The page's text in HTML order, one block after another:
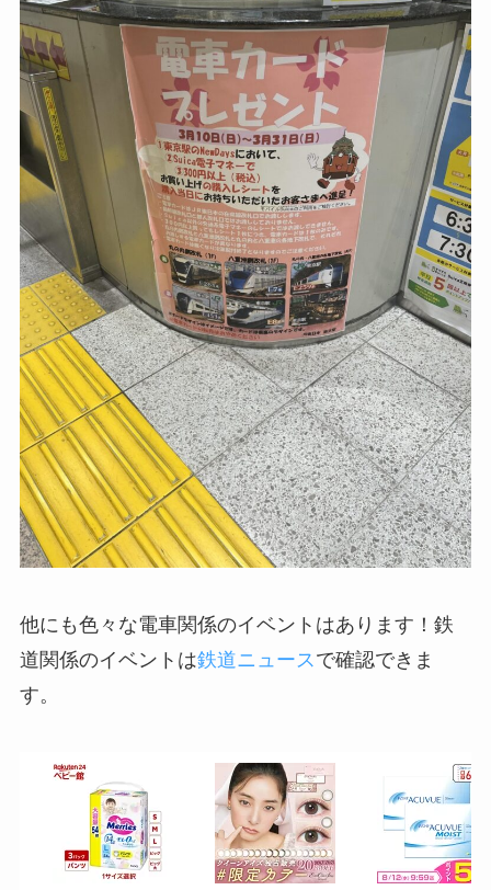
他にも色々な電車関係のイベントはあります！鉄
道関係のイベントは鉄道ニュースで確認できま
す。